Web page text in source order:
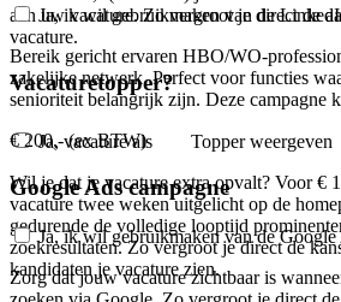
aan uw vacature. Zo vergroot je direct de
vacature.
Vacaturetopper?
Ja, vacature als Topper weergeven
Wil je dat je vacature extra opvalt? Voor €
vacature twee weken uitgelicht op de
gedurende de volledige looptijd
zoekresultaten. Zo vergroot je direct de
kandidaten je vacature zien.
Ja, ik wil gebruikmaken van de
Bereik gericht ervaren HBO/WO-
zakelijke netwerk. Perfect voor functies
senioriteit belangrijk zijn. Deze campagne
€ 200,- (ex BTW)
Google Ads campagne
Ja, ik wil gebruikmaken van de Google
Zorg dat jouw vacature zichtbaar is